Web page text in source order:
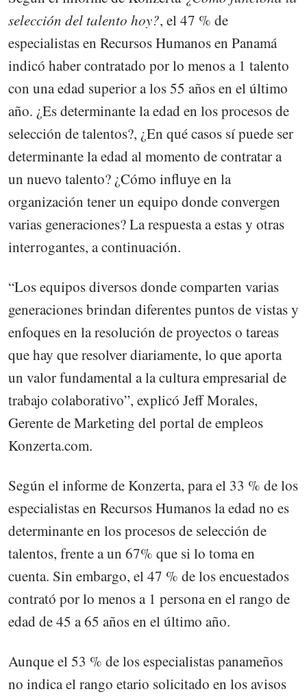
selección del talento hoy?, el 47 % de
especialistas en Recursos Humanos en Panamá
indicó haber contratado por lo menos a 1 talento
con una edad superior a los 55 años en el último
año. ¿Es determinante la edad en los procesos de
selección de talentos?, ¿En qué casos sí puede ser
determinante la edad al momento de contratar a
un nuevo talento? ¿Cómo influye en la
organización tener un equipo donde convergen
varias generaciones? La respuesta a estas y otras
interrogantes, a continuación.
“Los equipos diversos donde comparten varias
generaciones brindan diferentes puntos de vistas y
enfoques en la resolución de proyectos o tareas
que hay que resolver diariamente, lo que aporta
un valor fundamental a la cultura empresarial de
trabajo colaborativo”, explicó Jeff Morales,
Gerente de Marketing del portal de empleos
Konzerta.com.
Según el informe de Konzerta, para el 33 % de los
especialistas en Recursos Humanos la edad no es
determinante en los procesos de selección de
talentos, frente a un 67% que si lo toma en
cuenta. Sin embargo, el 47 % de los encuestados
contrató por lo menos a 1 persona en el rango de
edad de 45 a 65 años en el último año.
Aunque el 53 % de los especialistas panameños
no indica el rango etario solicitado en los avisos